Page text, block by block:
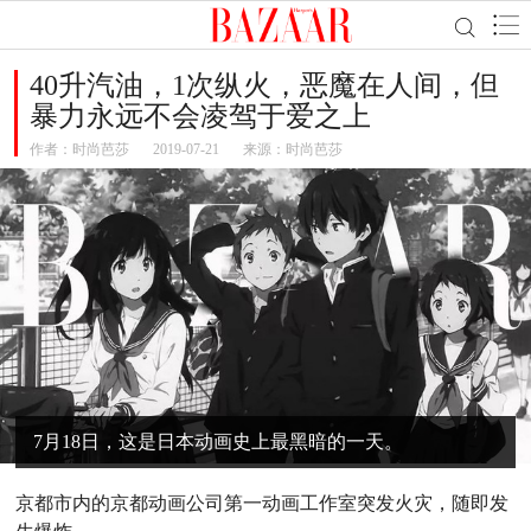
40升汽油，1次纵火，恶魔在人间，但
暴力永远不会凌驾于爱之上
作者： 时尚芭莎 2019-07-21 来源：时尚芭莎
7月18日，这是日本动画史上最黑暗的一天。
京都市内的京都动画公司第一动画工作室突发火灾，随即发